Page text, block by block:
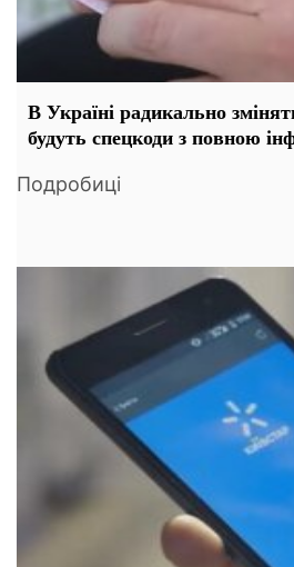
В Україні радикально
будуть спецкоди з повною
Подробиці